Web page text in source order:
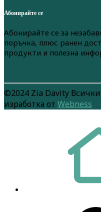
Абонирайте се
Абонирайте се за
поръчка, плюс ранен
продукти и полезна
©2024 Zia Davity
изработка от Webness